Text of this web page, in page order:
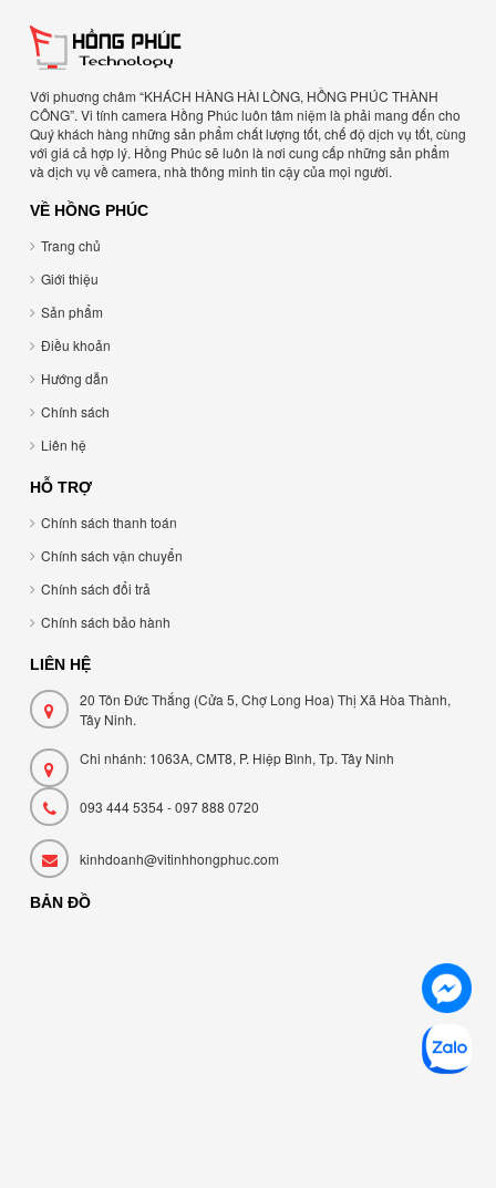
Với phuơng châm “KHÁCH HÀNG HÀI LÒNG, HỒNG PHÚC THÀNH
CÔNG”. Vi tính camera Hồng Phúc luôn tâm niệm là phải mang đến cho
Quý khách hàng những sản phẩm chất lượng tốt, chế độ dịch vụ tốt, cùng
với giá cả hợp lý. Hồng Phúc sẽ luôn là nơi cung cấp những sản phẩm
và dịch vụ về camera, nhà thông minh tin cậy của mọi người.
VỀ HỒNG PHÚC
Trang chủ
Giới thiệu
Sản phẩm
Điều khoản
Hướng dẫn
Chính sách
Liên hệ
HỖ TRỢ
Chính sách thanh toán
Chính sách vận chuyển
Chính sách đổi trả
Chính sách bảo hành
LIÊN HỆ
20 Tôn Đức Thắng (Cửa 5, Chợ Long Hoa) Thị Xã Hòa Thành,
Tây Ninh.
Chi nhánh: 1063A, CMT8, P. Hiệp Bình, Tp. Tây Ninh
093 444 5354 - 097 888 0720
kinhdoanh@vitinhhongphuc.com
BẢN ĐỒ